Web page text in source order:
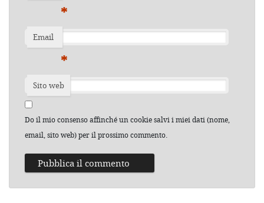
*
Email
*
Sito web
Do il mio consenso affinché un cookie salvi i miei dati (nome,
email, sito web) per il prossimo commento.